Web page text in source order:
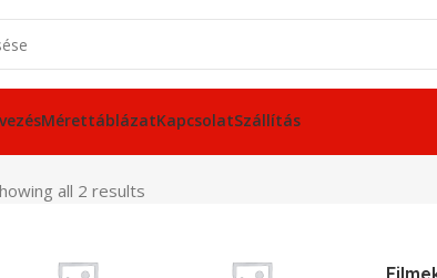
MérettáblázatKapcsolatSzállítás
all 2 results